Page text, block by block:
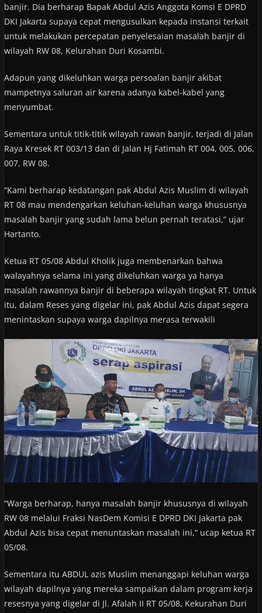
banjir. Dia berharap Bapak Abdul Azis Anggota Komsi E DPRD
DKI Jakarta supaya cepat mengusulkan kepada instansi terkait
untuk melakukan percepatan penyelesaian masalah banjir di
wilayah RW 08, Kelurahan Duri Kosambi.
Adapun yang dikeluhkan warga persoalan banjir akibat
mampetnya saluran air karena adanya kabel-kabel yang
menyumbat.
Sementara untuk titik-titik wilayah rawan banjir, terjadi di Jalan
Raya Kresek RT 003/13 dan di Jalan Hj Fatimah RT 004, 005, 006,
007, RW 08.
“Kami berharap kedatangan pak Abdul Azis Muslim di wilayah
RT 08 mau mendengarkan keluhan-keluhan warga khususnya
masalah banjir yang sudah lama belun pernah teratasi,” ujar
Hartanto.
Ketua RT 05/08 Abdul Kholik juga membenarkan bahwa
walayahnya selama ini yang dikeluhkan warga ya hanya
masalah rawannya banjir di beberapa wilayah tingkat RT. Untuk
itu, dalam Reses yang digelar ini, pak Abdul Azis dapat segera
menintaskan supaya warga dapilnya merasa terwakili
“Warga berharap, hanya masalah banjir khususnya di wilayah
RW 08 melalui Fraksi NasDem Komisi E DPRD DKI Jakarta pak
Abdul Azis bisa cepat menuntaskan masalah ini,” ucap ketua RT
05/08.
Sementara itu ABDUL azis Muslim menanggapi keluhan warga
wilayah dapilnya yang mereka sampaikan dalam program kerja
resesnya yang digelar di Jl. Afalah II RT 05/08, Kekurahan Duri